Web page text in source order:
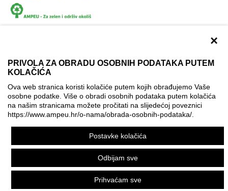
×
PRIVOLA ZA OBRADU OSOBNIH PODATAKA PUTEM
KOLAČIĆA
Ova web stranica koristi kolačiće putem kojih obrađujemo Vaše
osobne podatke. Više o obradi osobnih podataka putem kolačića
na našim stranicama možete pročitati na slijedećoj poveznici
https://www.ampeu.hr/o-nama/obrada-osobnih-podataka/
Postavke kolačića
Odbijam sve
Prihvaćam sve
Izjava o pristupačnosti
Politika korištenja kolačića
Postavke kolačića
Ova mrežna stranica je ostvarena uz financijsku potporu
Europske komisije. Ona izražava isključivo stajalište autora
mrežne stranice i Komisija se ne može smatrati odgovornom
pri upotrebi informacija koje se na njoj nalaze.